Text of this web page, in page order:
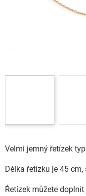
Velmi jemný řetízek
Délka řetízku je 45
Řetízek můžete